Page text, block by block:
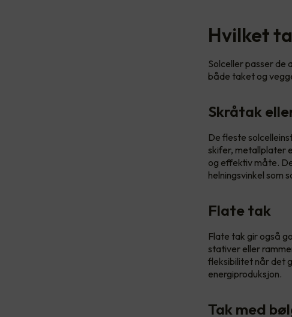
Hvilket
Solceller passer de
både taket og
Skråtak
De fleste
skifer, metallplater
og effektiv måte.
helningsvinkel som
Flate tak
Flate tak gir også
stativer eller
fleksibilitet når det
energiproduksjon.
Tak med